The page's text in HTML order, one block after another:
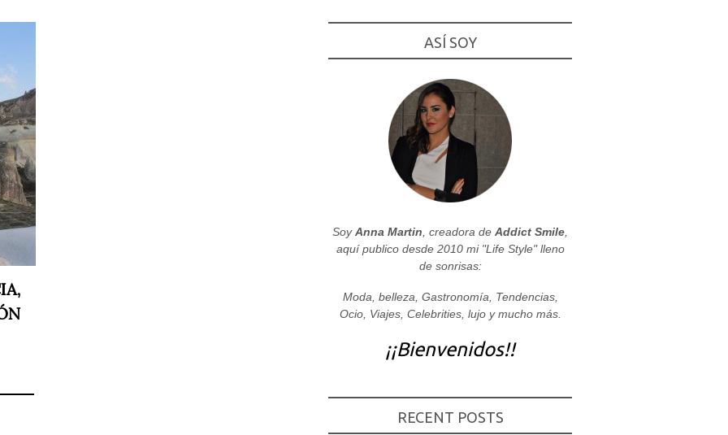
ASÍ SOY
SoyAnna Martin , creadora de Addict Smile
aquí publico desde 2010 mi "Life Style" lleno
de sonrisas:
Moda, belleza, Gastronomía, Tendencias,
Ocio, Viajes, Celebrities, lujo y mucho más.
¡¡Bienvenidos!!
RECENT POSTS